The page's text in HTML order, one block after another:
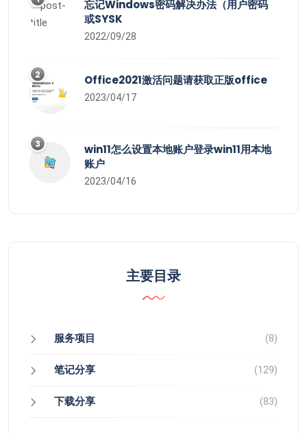
忘记Windows密码解决办法（用户密码
或SYSK
2022/09/28
2 Office2021激活问题请获取正版office
2023/04/17
3
win11怎么设置本地账户登录win11用本地
账户
2023/04/16
主要目录
服务项目 (8)
笔记分享 (129)
下载分享 (83)